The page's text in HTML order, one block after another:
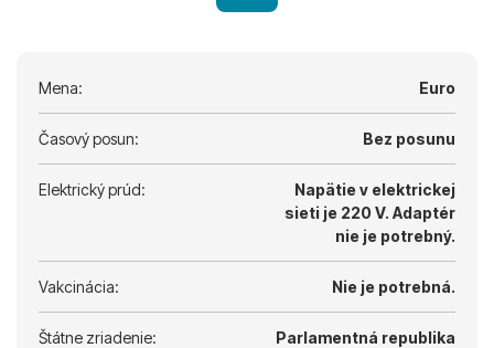
Mena: Euro
Časový posun: Bez posunu
Elektrický prúd:
Napätie v elektrickej
sieti je 220 V. Adaptér
nie je potrebný.
Vakcinácia: Nie je potrebná.
Štátne zriadenie: Parlamentná republika